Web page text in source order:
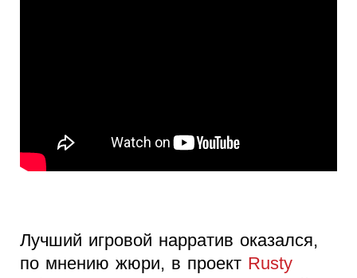
Лучший игровой нарратив оказался,
по мнению жюри, в проект Rusty